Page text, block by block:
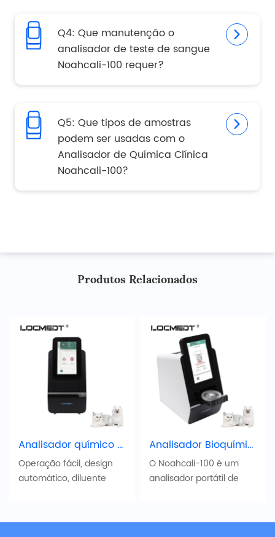
Q4: Que manutenção o
analisador de teste de sangue
Noahcali-100 requer?
Q5: Que tipos de amostras
podem ser usadas com o
Analisador de Química Clínica
Noahcali-100?
Produtos Relacionados
Analisador químico de sangue veterinário portátil Noahcali-100
Operação fácil, design
automático, diluente
sem necessidade de
Analisador Bioquímico Veterinário Automático Noahcali-100
O Noahcali-100 é um
analisador portátil de
fornece determinações